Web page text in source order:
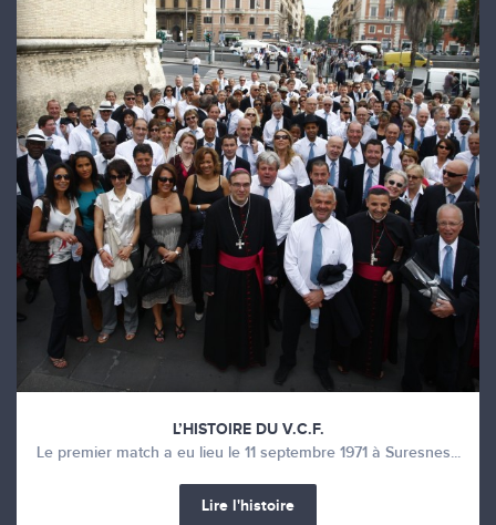
L’HISTOIRE DU V.C.F.
Le premier match a eu lieu le 11 septembre 1971 à Suresnes...
Lire l'histoire